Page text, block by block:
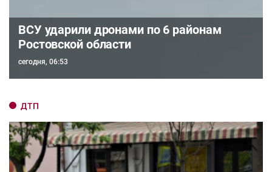
ВСУ ударили дронами по 6 районам
Ростовской области
сегодня, 06:53
ДТП